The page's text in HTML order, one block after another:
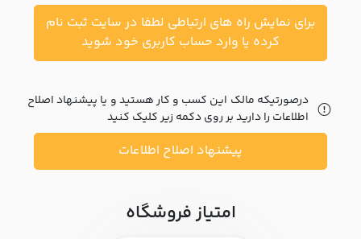
متداول
خواست
برای نمایش راه های ارتباطی لطفا در سایت ثبت نام
کرده یا وارد حساب کاربری خود شوید
درصورتیکه مالک این کسب و کار هستید و یا پیشنهاد اصلاح
اطلاعات را دارید بر روی دکمه زیر کلیک کنید
پیشنهاد اصلاح اطلاعات
امتیاز فروشگاه